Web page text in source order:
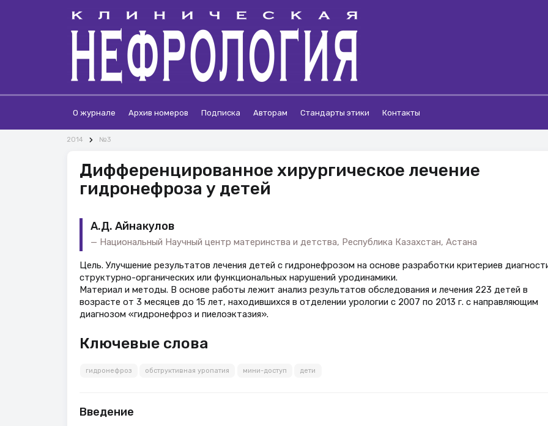
О журнале Архив номеров Подписка Авторам Стандарты этики Контакты
2014 №3
Дифференцированное хирургическое лечение
гидронефроза у детей
А.Д. Айнакулов
Национальный Научный центр материнства и детства, Республика Казахстан, Астана
Цель. Улучшение результатов лечения детей с гидронефрозом на основе разработки критериев
структурно-органических или функциональных нарушений уродинамики.
Материал и методы. В основе работы лежит анализ результатов обследования и лечения 223 детей в
возрасте от 3 месяцев до 15 лет, находившихся в отделении урологии с 2007 по 2013 г. с направляющим
диагнозом «гидронефроз и пиелоэктазия».
Ключевые слова
гидронефроз обструктивная уропатия мини-доступ дети
Введение